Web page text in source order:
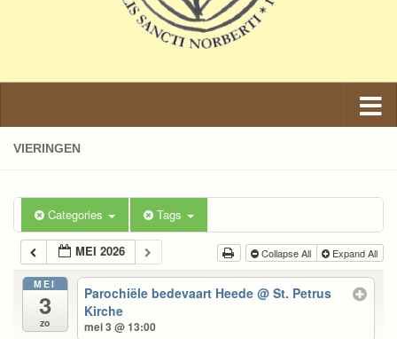
VIERINGEN
Categories Tags
MEI 2026 Collapse All Expand All
MEI
3
zo
Parochiële bedevaart Heede@ St. Petrus
Kirche
mei 3 @ 13:00